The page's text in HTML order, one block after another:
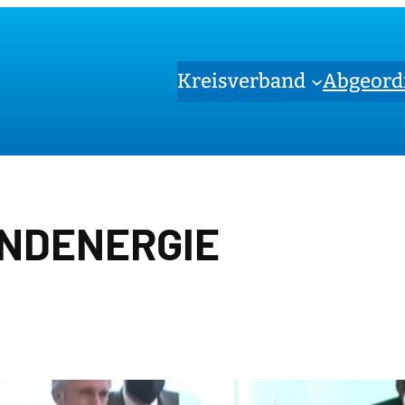
Kreisverband